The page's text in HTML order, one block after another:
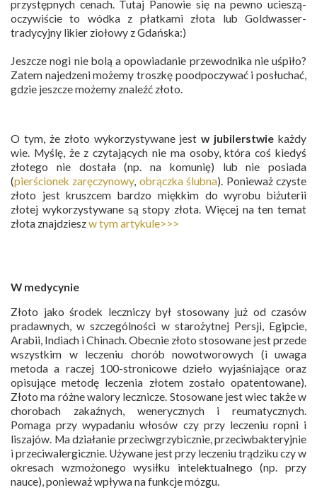
przystępnych cenach. Tutaj Panowie się na pewno ucieszą-
oczywiście to wódka z płatkami złota lub Goldwasser-
tradycyjny likier ziołowy z Gdańska:)
Jeszcze nogi nie bolą a opowiadanie przewodnika nie uśpiło?
Zatem najedzeni możemy troszkę poodpoczywać i posłuchać,
gdzie jeszcze możemy znaleźć złoto.
O tym, że złoto wykorzystywane jestw jubilerstwie każdy
wie. Myślę, że z czytających nie ma osoby, która coś kiedyś
złotego nie dostała (np. na komunię) lub nie posiada
(pierścionek zaręczynowy, obrączka ślubna). Ponieważ czyste
złoto jest kruszcem bardzo miękkim do wyrobu biżuterii
złotej wykorzystywane są stopy złota. Więcej na ten temat
złota znajdzieszw tym artykule>>>
W medycynie
Złoto jako środek leczniczy był stosowany już od czasów
pradawnych, w szczególności w starożytnej Persji, Egipcie,
Arabii, Indiach i Chinach. Obecnie złoto stosowane jest przede
wszystkim w leczeniu chorób nowotworowych (i uwaga
metoda a raczej 100-stronicowe dzieło wyjaśniające oraz
opisujące metodę leczenia złotem zostało opatentowane).
Złoto ma różne walory lecznicze. Stosowane jest wiec także w
chorobach zakaźnych, wenerycznych i reumatycznych.
Pomaga przy wypadaniu włosów czy przy leczeniu ropni i
liszajów. Ma działanie przeciwgrzybicznie, przeciwbakteryjnie
i przeciwalergicznie. Używane jest przy leczeniu trądziku czy w
okresach wzmożonego wysiłku intelektualnego (np. przy
nauce), ponieważ wpływa na funkcje mózgu.